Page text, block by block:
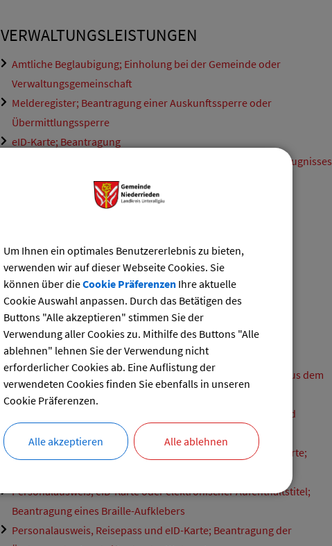
VERWALTUNGSLEISTUNGEN
Amtliche Beglaubigung; Einholung bei der Gemeinde oder
Verwaltungsgemeinschaft
Melderegister; Beantragung einer Auskunftssperre oder
Übermittlungssperre
eID-Karte; Beantragung
Führungszeugnis; Beantragung eines einfachen Führungszeugnisses
Führungszeugnis; Beantragung eines erweiterten
Führungszeugnisses
Reisedokumente für Kinder; Anzeige des Verlustes und des
Wiederauffindens
Reisedokumente für Kinder; Beantragung
Meldebescheinigung; Beantragung
Melderegisterauskunft; Beantragung einer einfachen oder
erweiterten Auskunft aus dem Melderegister
Melderegisterauskunft; Beantragung einer Selbstauskunft aus dem
Melderegister
Personalausweis- oder eID-Karte; Zurücksetzung der PIN und
Aktivierung der Online-Ausweisfunktion
Personalausweis, elektronischer Aufenthaltstitel und eID-Karte;
Personalausweis, eID-Karte oder elektronischer Aufenthaltstitel;
Beantragung eines Braille-Aufklebers
Personalausweis, Reisepass und eID-Karte; Beantragung der
Um Ihnen ein optimales Benutzererlebnis zu bieten,
verwenden wir auf dieser Webseite Cookies. Sie
können über dieCookie PräferenzenIhre aktuelle
Cookie Auswahl anpassen. Durch das Betätigen des
Buttons "Alle akzeptieren" stimmen Sie der
Verwendung aller Cookies zu. Mithilfe des Buttons "Alle
ablehnen" lehnen Sie der Verwendung nicht
erforderlicher Cookies ab. Eine Auflistung der
verwendeten Cookies finden Sie ebenfalls in unseren
Cookie Präferenzen.
Alle akzeptieren Alle ablehnen